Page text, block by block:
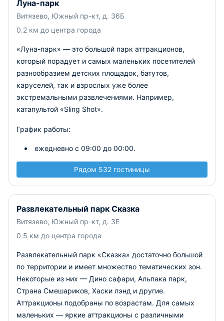
Луна-парк
Витязево, Южный пр-кт, д. 36Б
0.2 км до центра города
«Луна-парк» — это большой парк аттракционов,
который порадует и самых маленьких посетителей
разнообразием детских площадок, батутов,
каруселей, так и взрослых уже более
экстремальными развлечениями. Например,
катапультой «Sling Shot».
График работы:
ежедневно с 09:00 до 00:00.
Рядом 532 гостиницы
Развлекательный парк Сказка
Витязево, Южный пр-кт, д. 3Е
0.5 км до центра города
Развлекательный парк «Сказка» достаточно большой
по территории и имеет множество тематических зон.
Некоторые из них — Дино сафари, Альпака парк,
Страна Смешариков, Хаски лэнд и другие.
Аттракционы подобраны по возрастам. Для самых
маленьких — яркие аттракционы с различными